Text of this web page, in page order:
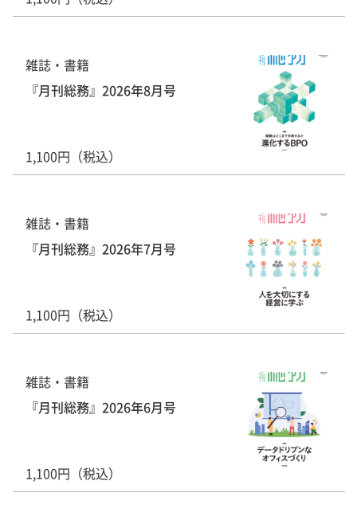
雑誌・書籍
『月刊総務』2026年8月号
1,100円（税込）
雑誌・書籍
『月刊総務』2026年7月号
1,100円（税込）
雑誌・書籍
『月刊総務』2026年6月号
1,100円（税込）